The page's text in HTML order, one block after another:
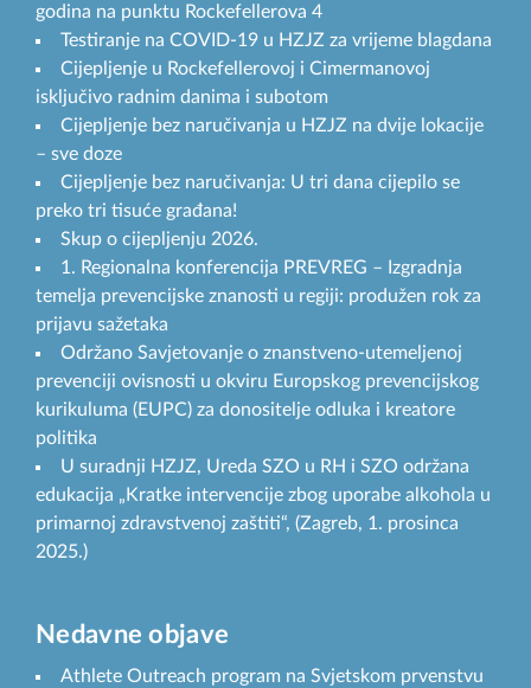
godina na punktu Rockefellerova 4
Testiranje na COVID-19 u HZJZ za vrijeme blagdana
Cijepljenje u Rockefellerovoj i Cimermanovoj
isključivo radnim danima i subotom
Cijepljenje bez naručivanja u HZJZ na dvije lokacije
– sve doze
Cijepljenje bez naručivanja: U tri dana cijepilo se
preko tri tisuće građana!
Skup o cijepljenju 2026.
1. Regionalna konferencija PREVREG – Izgradnja
temelja prevencijske znanosti u regiji: produžen rok za
prijavu sažetaka
Održano Savjetovanje o znanstveno-utemeljenoj
prevenciji ovisnosti u okviru Europskog prevencijskog
kurikuluma (EUPC) za donositelje odluka i kreatore
politika
U suradnji HZJZ, Ureda SZO u RH i SZO održana
edukacija „Kratke intervencije zbog uporabe alkohola u
primarnoj zdravstvenoj zaštiti“, (Zagreb, 1. prosinca
2025.)
Nedavne objave
Athlete Outreach program na Svjetskom prvenstvu